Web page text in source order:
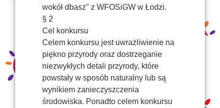
wokół dbasz" z WFOSiGW w Łodzi.
§ 2
Cel konkursu
Celem konkursu jest uwrażliwienie na
piękno przyrody oraz dostrzeganie
niezwykłych detali przyrody, które
powstały w sposób naturalny lub są
wynikiem zanieczyszczenia
środowiska. Ponadto celem konkursu